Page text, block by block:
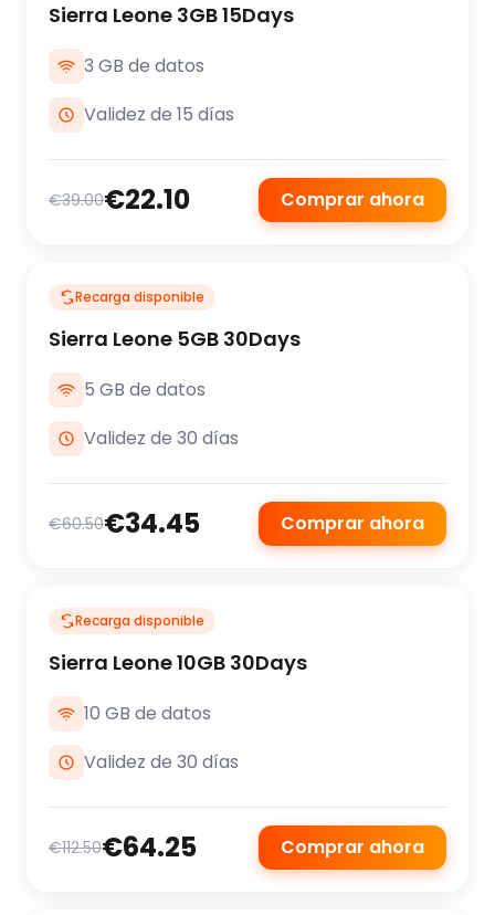
Sierra Leone 3GB 15Days
3 GB de datos
Validez de 15 días
€39.00€22.10 Comprar ahora
Recarga disponible
Sierra Leone 5GB 30Days
5 GB de datos
Validez de 30 días
€60.50€34.45 Comprar ahora
Recarga disponible
Sierra Leone 10GB 30Days
10 GB de datos
Validez de 30 días
€112.50€64.25 Comprar ahora